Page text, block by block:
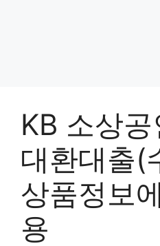
KB 소상
대환대출(
상품정보
용